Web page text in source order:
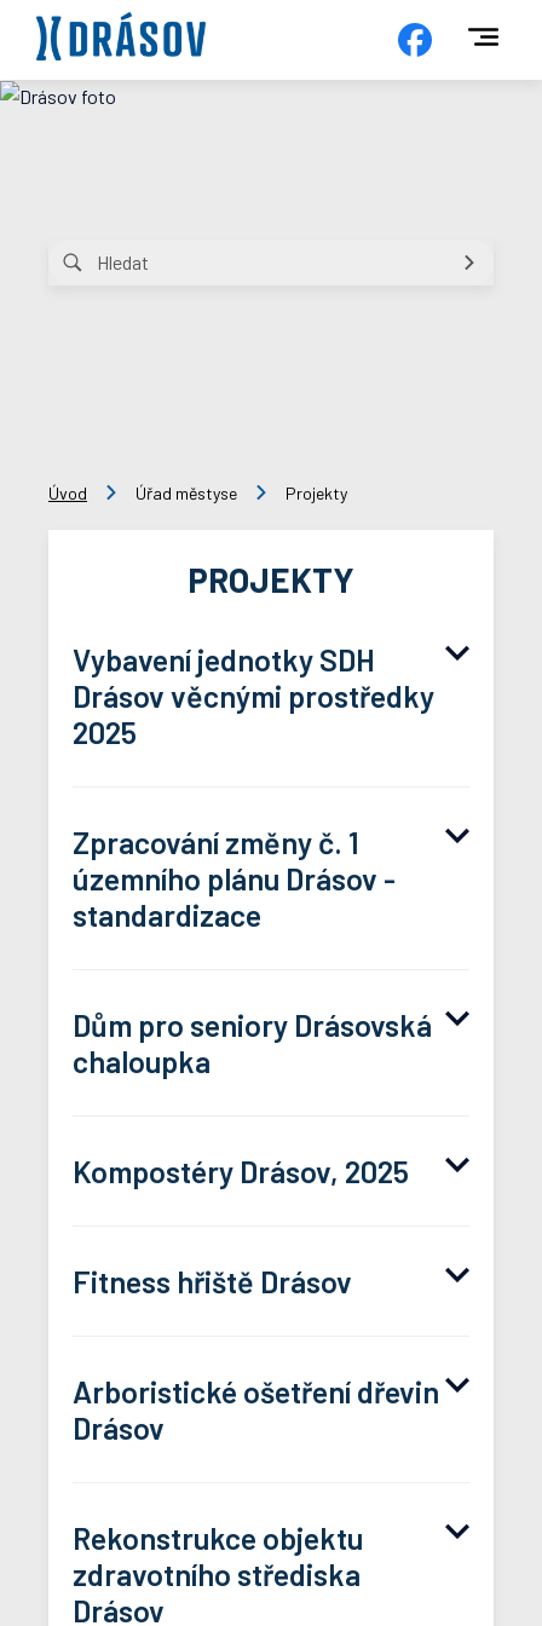
Úvod Úřad městyse Projekty
PROJEKTY
Vybavení jednotky SDH
Drásov věcnými prostředky
2025
Vybavení jednotky SDH Drásov
věcnými prostředky 2025
projekt hasiči
Zpracování změny č. 1
územního plánu Drásov -
standardizace
Zpracování změny
Dům pro seniory Drásovská
chaloupka
Kompostéry Drásov, 2025
tabulka publicity
Fitness hřiště Drásov
Fitness hřiště Drásov
Fitness hřiště Drásov
Arboristické ošetření dřevin
Drásov
Sineo+25825012810480
Rekonstrukce objektu
zdravotního střediska
Drásov